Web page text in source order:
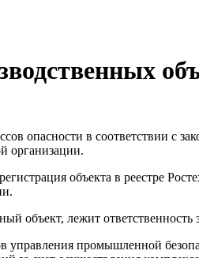
опасности в соответствии с
организации.
объекта в реестре
объект, лежит
промышленной